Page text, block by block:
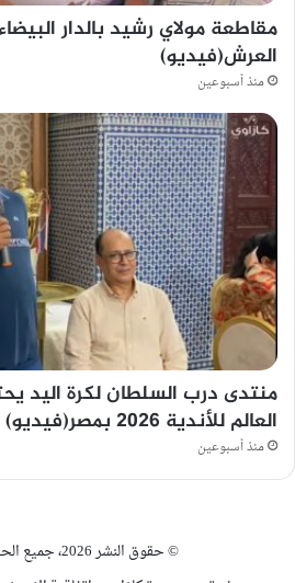
مقاطعة مولاي رشيد بالدار
العرش(فيديو)
منذ أسبوعين
منتدى درب السلطان لكرة اليد
العالم للأندية 2026 بمصر(فيديو)
منذ أسبوعين
© حقوق النشر 2026، جميع الحقوق محفوظة